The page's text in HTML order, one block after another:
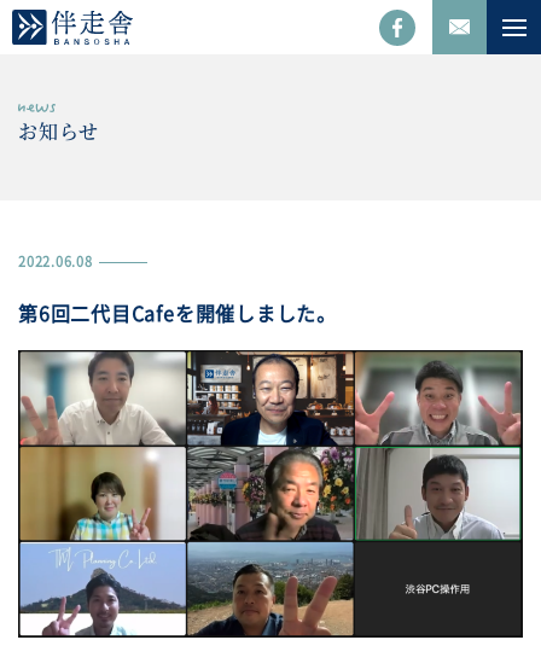
お知らせ
2022.06.08
第6回二代目Cafeを開催しました。